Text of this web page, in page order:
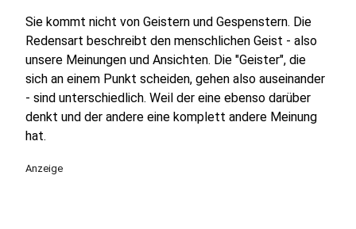
Sie kommt nicht von Geistern und Gespenstern. Die
Redensart beschreibt den menschlichen Geist - also
unsere Meinungen und Ansichten. Die "Geister", die
sich an einem Punkt scheiden, gehen also auseinander
- sind unterschiedlich. Weil der eine ebenso darüber
denkt und der andere eine komplett andere Meinung
hat.
Anzeige